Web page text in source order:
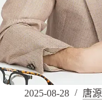
2025-08-28 唐